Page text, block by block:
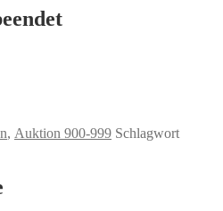
, Auktion 900-999 Schlagwort